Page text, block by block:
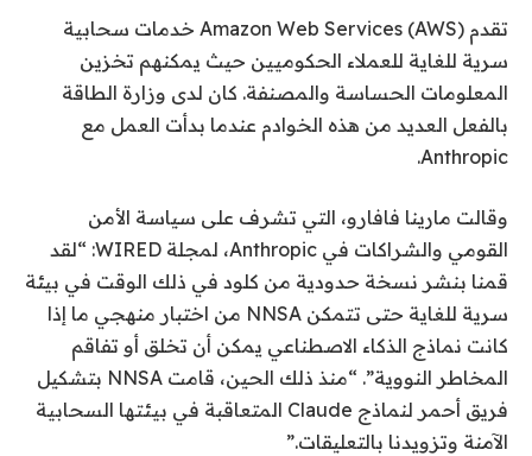
تقدم Amazon Web Services (AWS) خدمات سحابية
سرية للغاية للعملاء الحكوميين حيث يمكنهم تخزين
المعلومات الحساسة والمصنفة. كان لدى وزارة الطاقة
بالفعل العديد من هذه الخوادم عندما بدأت العمل مع
Anthropic.
وقالت مارينا فافارو، التي تشرف على سياسة الأمن
القومي والشراكات في Anthropic، لمجلة WIRED: “لقد
قمنا بنشر نسخة حدودية من كلود في ذلك الوقت في بيئة
سرية للغاية حتى تتمكن NNSA من اختبار منهجي ما إذا
كانت نماذج الذكاء الاصطناعي يمكن أن تخلق أو تفاقم
المخاطر النووية”. “منذ ذلك الحين، قامت NNSA بتشكيل
فريق أحمر لنماذج Claude المتعاقبة في بيئتها السحابية
الآمنة وتزويدنا بالتعليقات.”